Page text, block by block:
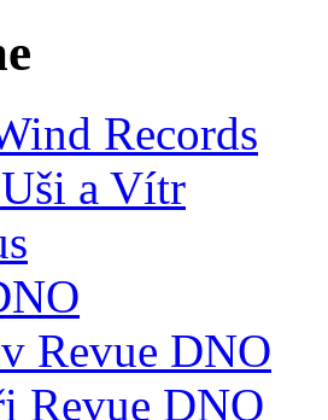
Records
a Vítr
Revue DNO
Revue DNO